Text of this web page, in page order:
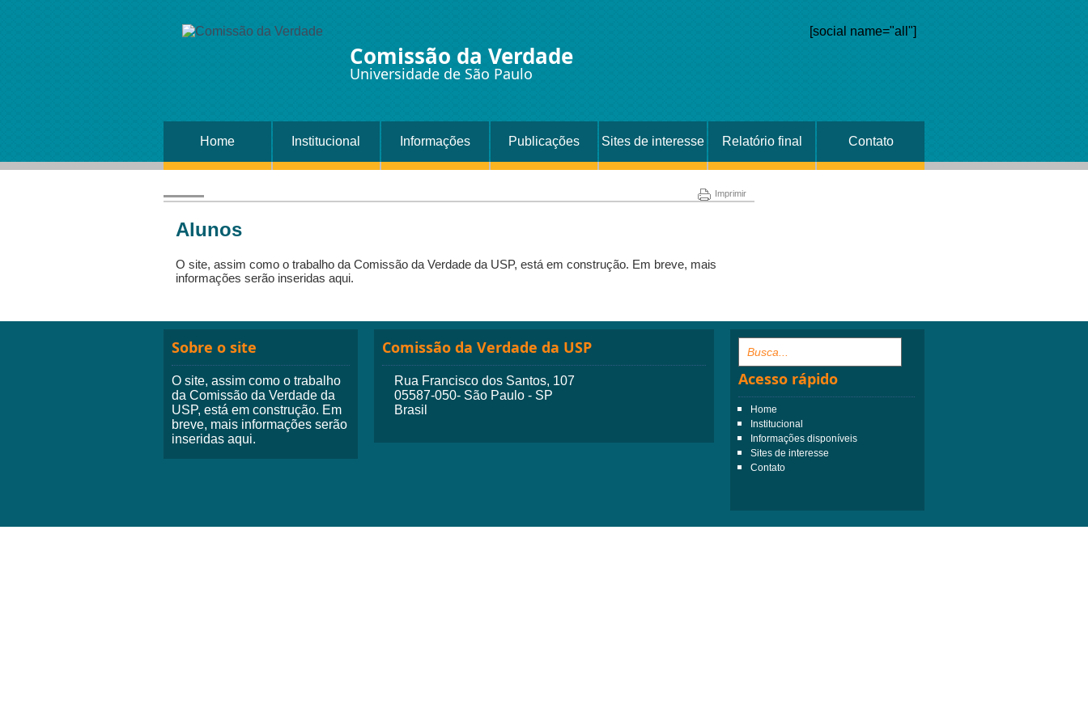
Comissão da Verdade
Universidade de São Paulo
[social name="all"]
Home Institucional Informações Publicações Sites de interesse Relatório final Contato
Imprimir
Alunos
O site, assim como o trabalho da Comissão da Verdade da USP, está em construção. Em breve, mais
informações serão inseridas aqui.
Sobre o site
O site, assim como o trabalho
da Comissão da Verdade da
USP, está em construção. Em
breve, mais informações serão
inseridas aqui.
Comissão da Verdade da USP
Rua Francisco dos Santos, 107
05587-050- São Paulo - SP
Brasil
Acesso rápido
Home
Institucional
Informações disponíveis
Sites de interesse
Contato